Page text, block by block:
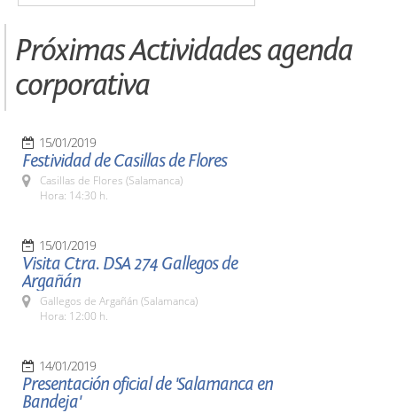
Próximas Actividades agenda
corporativa
15/01/2019
Festividad de Casillas de Flores
Casillas de Flores (Salamanca)
Hora: 14:30 h.
15/01/2019
Visita Ctra. DSA 274 Gallegos de
Argañán
Gallegos de Argañán (Salamanca)
Hora: 12:00 h.
14/01/2019
Presentación oficial de 'Salamanca en
Bandeja'